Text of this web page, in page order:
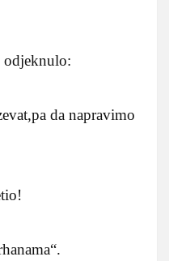
odjeknulo:
da napravimo